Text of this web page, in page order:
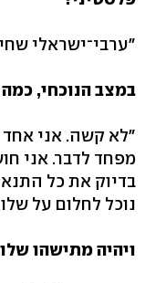
"ערבי־ישראלי
במצב הנוכחי,
"לא קשה. אני אחד
מפחד לדבר. אני
בדיוק את כל
נוכל לחלום על
ויהיה מתישהו